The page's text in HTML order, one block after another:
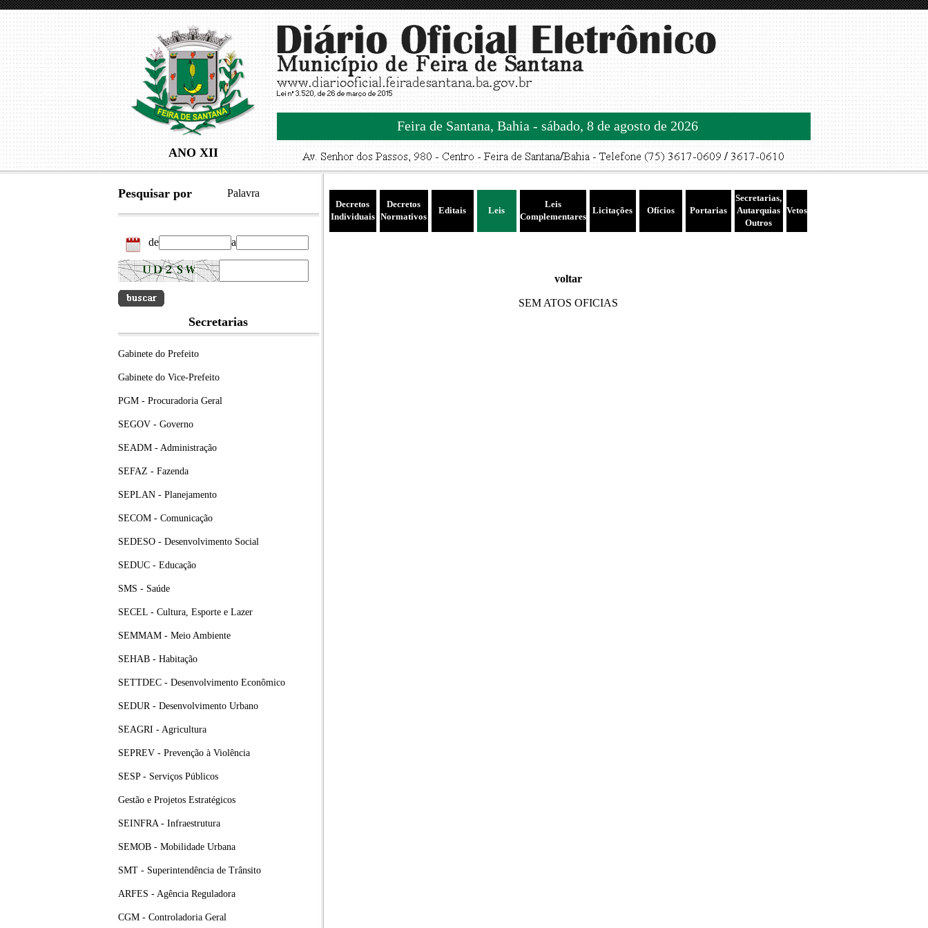
ANO XII
Feira de Santana, Bahia - sábado, 8 de agosto de 2026
Pesquisar por Palavra
de a
Secretarias
Gabinete do Prefeito
Gabinete do Vice-Prefeito
PGM - Procuradoria Geral
SEGOV - Governo
SEADM - Administração
SEFAZ - Fazenda
SEPLAN - Planejamento
SECOM - Comunicação
SEDESO - Desenvolvimento Social
SEDUC - Educação
SMS - Saúde
SECEL - Cultura, Esporte e Lazer
SEMMAM - Meio Ambiente
SEHAB - Habitação
SETTDEC - Desenvolvimento Econômico
SEDUR - Desenvolvimento Urbano
SEAGRI - Agricultura
SEPREV - Prevenção à Violência
SESP - Serviços Públicos
Gestão e Projetos Estratégicos
SEINFRA - Infraestrutura
SEMOB - Mobilidade Urbana
SMT - Superintendência de Trânsito
ARFES - Agência Reguladora
CGM - Controladoria Geral
Decretos
Individuais
Decretos
Normativos
Editais Leis
Leis
Complementares
Licitações Ofícios Portarias
Secretarias,
Autarquias
Outros
Vetos
voltar
SEM ATOS OFICIAS